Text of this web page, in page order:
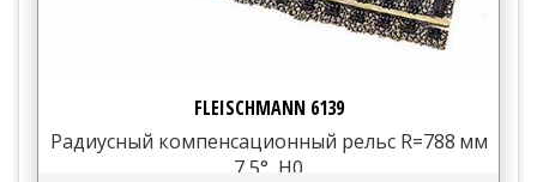
FLEISCHMANN 6139
Радиусный компенсационный рельс R=788 мм
7,5°, H0